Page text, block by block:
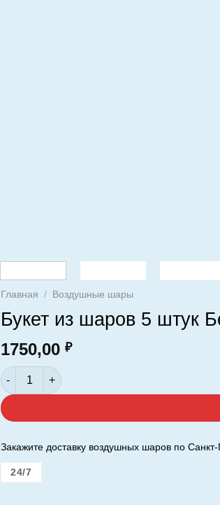
Главная / Воздушные шары
Букет из шаров 5 штук
1750,00 ₽
Количество товара Букет из шаров 5 штук
Закажите доставку воздушных шаров по Санкт-
24/7